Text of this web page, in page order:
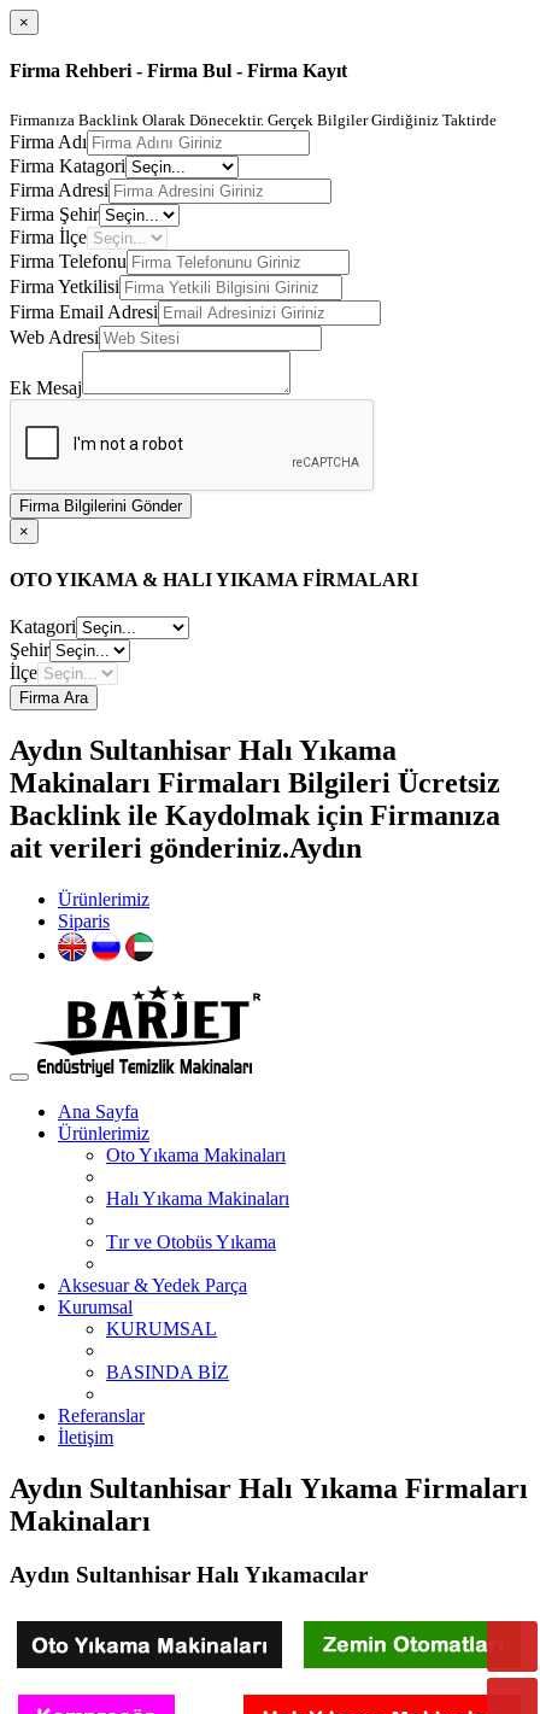
×
Firma Rehberi - Firma Bul - Firma Kayıt
Firmanıza Backlink Olarak Dönecektir. Gerçek Bilgiler Girdiğiniz Taktirde
Firma Adı
Firma Katagori
Firma Adresi
Firma Şehir
Firma İlçe
Firma Telefonu
Firma Yetkilisi
Firma Email Adresi
Web Adresi
Ek Mesaj
Firma Bilgilerini Gönder
×
OTO YIKAMA & HALI YIKAMA FİRMALARI
Katagori
Şehir
İlçe
Firma Ara
Aydın Sultanhisar Halı Yıkama
Makinaları Firmaları Bilgileri Ücretsiz
Backlink ile Kaydolmak için Firmanıza
ait verileri gönderiniz.Aydın
Ürünlerimiz
Siparis
Ana Sayfa
Ürünlerimiz
Oto Yıkama Makinaları
Halı Yıkama Makinaları
Tır ve Otobüs Yıkama
Aksesuar & Yedek Parça
Kurumsal
KURUMSAL
BASINDA BİZ
Referanslar
İletişim
Aydın Sultanhisar Halı Yıkama Firmaları
Makinaları
Aydın Sultanhisar Halı Yıkamacılar